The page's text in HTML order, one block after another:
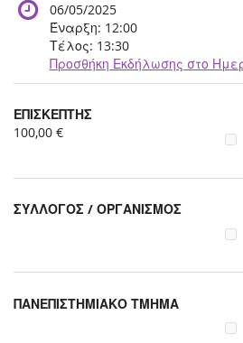
06/05/2025
Έναρξη: 12:00
Τέλος: 13:30
Προσθήκη Εκδήλωσης στο
Προϊόντα
Uncategorized
ΕΠΙΣΚΕΠΤΗΣ
100,00 €
ΣΥΛΛΟΓΟΣ / ΟΡΓΑΝΙΣΜΟΣ
ΠΑΝΕΠΙΣΤΗΜΙΑΚΟ ΤΜΗΜΑ